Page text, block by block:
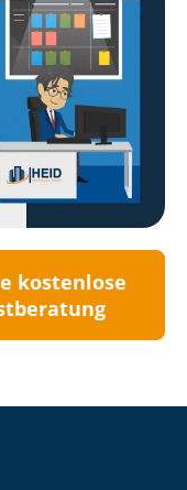
kostenlose